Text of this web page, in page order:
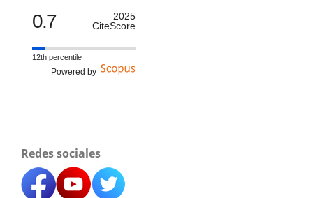
0.7
2025
CiteScore
12th percentile
Powered by
Redes sociales